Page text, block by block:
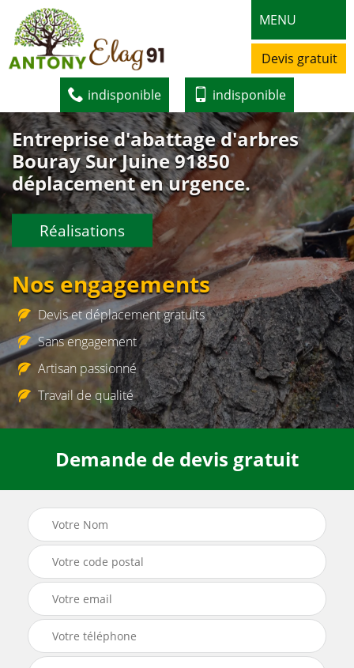
MENU
Devis gratuit
indisponible indisponible
Entreprise d'abattage d'arbres
Bouray Sur Juine 91850
déplacement en urgence.
Réalisations
Nos engagements
Devis et déplacement gratuits
Sans engagement
Artisan passionné
Travail de qualité
Demande de devis gratuit